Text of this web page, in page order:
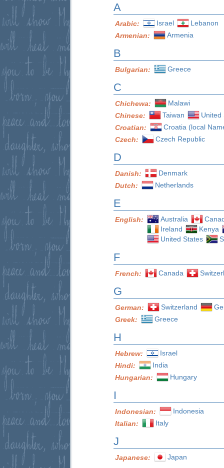
A
Arabic: Israel
Lebanon
Armenian:
Armenia
B
Bulgarian: Greece
C
Chichewa:
Malawi
Chinese:
Taiwan
United
Croatian:
Croatia (local
Czech:
Czech Republic
D
Danish:
Denmark
Dutch:
Netherlands
E
English: Australia
Ireland
Kenya
United States
F
French: Canada
G
German: Switzerland
Greek:
Greece
H
Hebrew:
Israel
Hindi:
India
Hungarian:
Hungary
I
Indonesian:
Indonesia
Italian:
Italy
J
Japanese: Japan